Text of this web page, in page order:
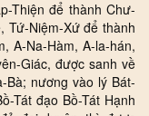
Thiện để thành Chư-
Tứ-Niệm-Xứ để thành
A-Na-Hàm, A-la-hán,
Giác, được sanh về
Bà; nương vào lý Bát-
Tát đạo Bồ-Tát Hạnh